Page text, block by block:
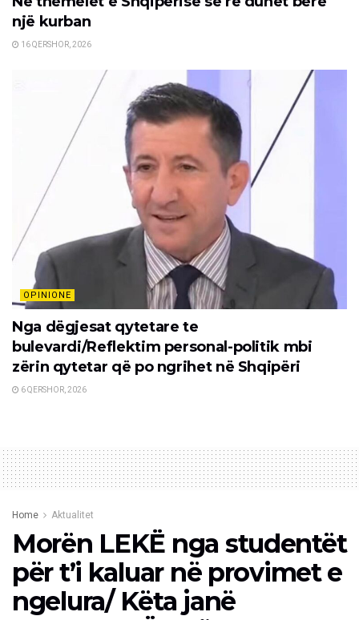
një kurban
16 QERSHOR, 2026
OPINIONE
Nga dëgjesat qytetare te
bulevardi/Reflektim personal-politik mbi
zërin qytetar që po ngrihet në Shqipëri
6 QERSHOR, 2026
Home Aktualitet
Morën LEKË nga studentët
për t’i kaluar në provimet e
ngelura/ Këta janë